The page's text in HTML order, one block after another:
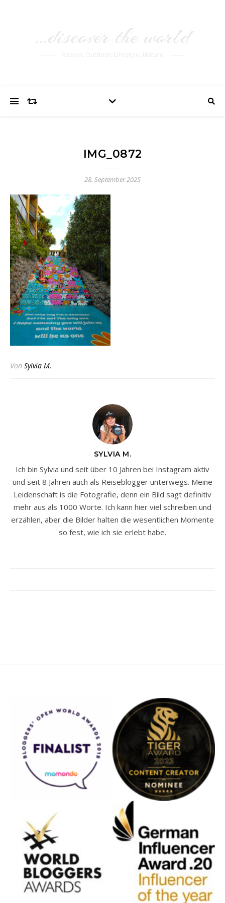
IMG_0872
28. September 2025
Von Sylvia M.
SYLVIA M.
Ich bin Sylvia und seit über 10 Jahren bei Instagram aktiv
und seit 8 Jahren auch als Reiseblogger unterwegs. Meine
Leidenschaft is die Fotografie, denn ein Bild sagt definitiv
mehr aus als 1000 Worte. Ich kann hier viel schreiben und
erzählen, aber die Bilder halten die wesentlichen Momente
so fest, wie ich sie erlebt habe.